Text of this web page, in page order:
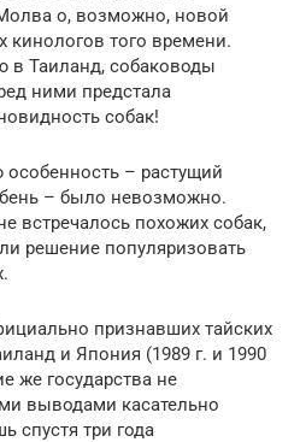
о, возможно, новой
кинологов того времени.
в Таиланд, собаководы
ними предстала
собак!
особенность – растущий
– было невозможно.
встречалось похожих собак,
решение популяризовать
признавших тайских
и Япония (1989 г. и 1990
же государства не
выводами касательно
спустя три года